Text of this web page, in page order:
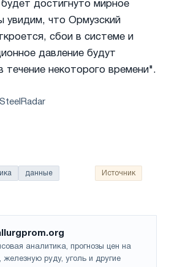
достигнуто мирное
увидим, что Ормузский
сбои в системе и
давление будут
течение некоторого времени".
данные Источник
аналитика, прогнозы цен на
железную руду, уголь и другие